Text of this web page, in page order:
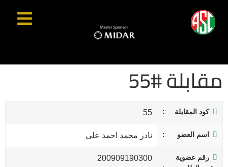
مقابلة #55
كود المقابلة 55
اسم العضو نادر محمد احمد على
رقم عضوية
200909190300